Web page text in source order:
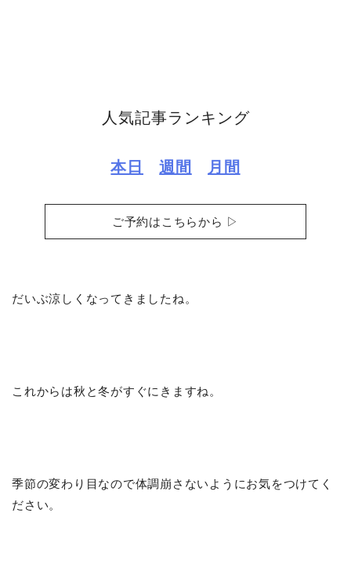
人気記事ランキング
本日 週間 月間
ご予約はこちらから ▷
だいぶ涼しくなってきましたね。
これからは秋と冬がすぐにきますね。
季節の変わり目なので体調崩さないようにお気をつけてく
ださい。